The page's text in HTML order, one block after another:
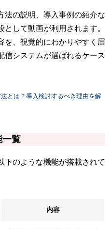
法の説明、導入事例の紹介な
して動画が利用されます。
を、視覚的にわかりやすく届
信システムが選ばれるケース
とは？導入検討するべき理由を解
一覧
下のような機能が搭載されて
内容